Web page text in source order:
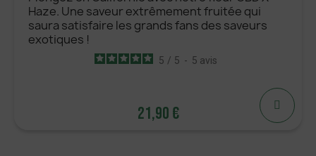
Haze. Une saveur extrêmement fruitée qui
saura satisfaire les grands fans des saveurs
exotiques !
5 / 5 - 5 avis
21,90 €